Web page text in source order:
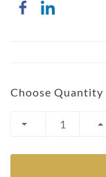
Choose Quantity